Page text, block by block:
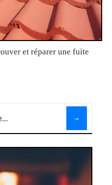
et réparer une fuite